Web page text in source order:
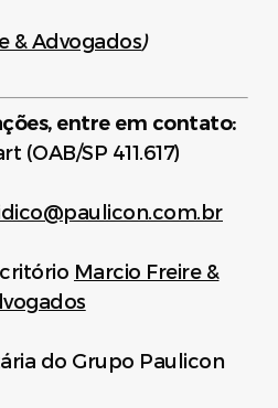
& Advogados)
entre em contato:
(OAB/SP 411.617)
Marcio Freire &
do Grupo Paulicon